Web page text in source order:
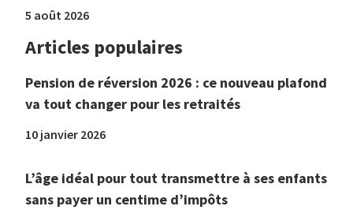
5 août 2026
Articles populaires
Pension de réversion 2026 : ce nouveau plafond
va tout changer pour les retraités
10 janvier 2026
L’âge idéal pour tout transmettre à ses enfants
sans payer un centime d’impôts